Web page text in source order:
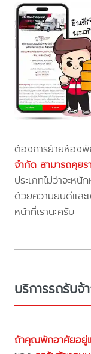
ต้องการย้ายห้อง
จำกัด สามารถคุยร
ประเภทไม่ว่าจะหนั
ด้วยความยินดีและ
หน้าที่เรานะครับ
บริการรถรับจ้
ถ้าคุณพักอาศัยอยู่